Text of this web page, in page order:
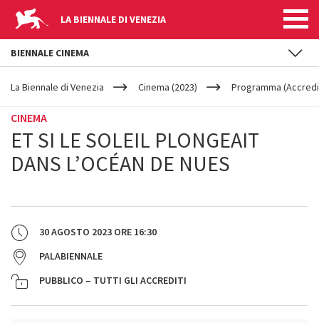
LA BIENNALE DI VENEZIA
YOUR
ARE
La Biennale di Venezia Cinema (2023) Programma
CINEMA
ET SI LE SOLEIL PLONGEAIT
DANS L’OCÉAN DE NUES
30 AGOSTO 2023 ORE 16:30
PALABIENNALE
PUBBLICO – TUTTI GLI ACCREDITI
BIENNALE CINEMA